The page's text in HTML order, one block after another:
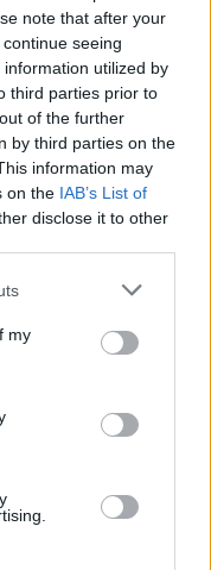
note that after your
seeing
utilized by
third parties prior to
of the further
by third parties on the
information may
on the IAB’s List of
disclose it to other
my